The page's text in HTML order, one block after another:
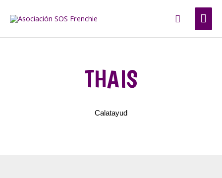
Buscar
THAIS
Calatayud